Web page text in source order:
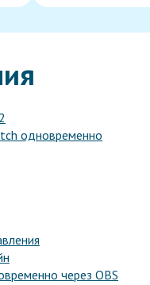
одновременно
через OBS